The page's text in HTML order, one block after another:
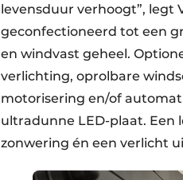
levensduur verhoogt”, legt
geconfectioneerd tot een
en windvast geheel.
verlichting, oprolbare
motorisering en/of
ultradunne LED-plaat. Een
zonwering én een verlicht